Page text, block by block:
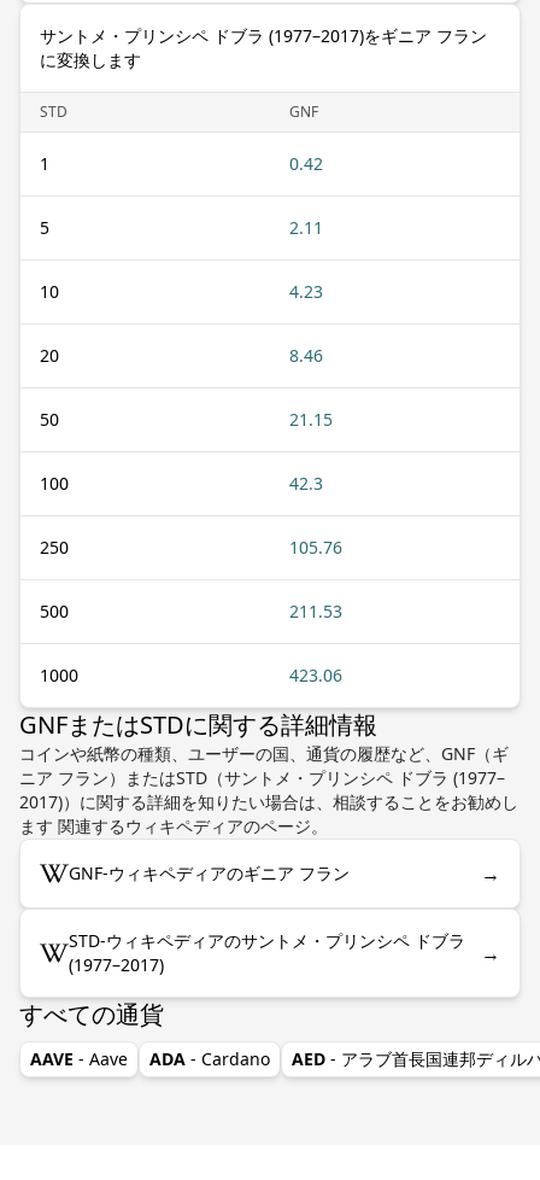
サントメ・プリンシペ ドブラ (1977–2017)をギニア フラン
に変換します
STD GNF
1 0.42
5 2.11
10 4.23
20 8.46
50 21.15
100 42.3
250 105.76
500 211.53
1000 423.06
GNFまたはSTDに関する詳細情報
コインや紙幣の種類、ユーザーの国、通貨の履歴など、GNF（ギ
ニア フラン）またはSTD（サントメ・プリンシペ ドブラ (1977–
2017)）に関する詳細を知りたい場合は、相談することをお勧めし
ます 関連するウィキペディアのページ。
GNF-ウィキペディアのギニア フラン →
STD-ウィキペディアのサントメ・プリンシペ ドブラ
(1977–2017)
→
すべての通貨
AAVE - Aave ADA - Cardano AED - アラブ首長国連邦ディル